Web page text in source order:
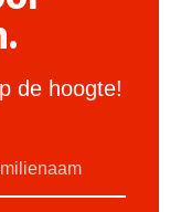
de hoogte!